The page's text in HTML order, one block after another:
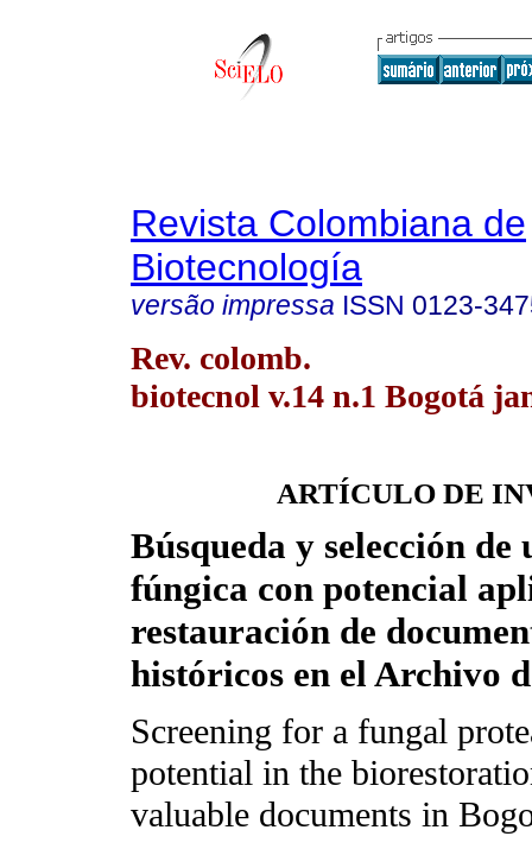
Revista Colombiana de
Biotecnología
versão impressa ISSN 0123-
Rev. colomb.
biotecnol v.14 n.1 Bogotá
ARTÍCULO DE
Búsqueda y selección de
fúngica con potencial
restauración de
históricos en el Archivo
Screening for a fungal
potential in the
valuable documents in